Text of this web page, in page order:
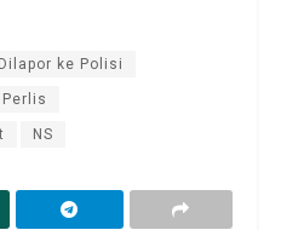
Dilapor ke Polisi
NS